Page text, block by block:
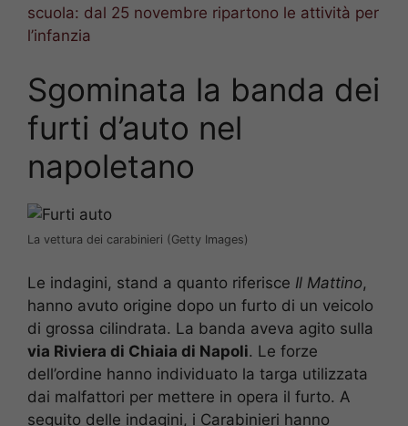
scuola: dal 25 novembre ripartono le attività per
l’infanzia
Sgominata la banda dei
furti d’auto nel
napoletano
La vettura dei carabinieri (Getty Images)
Le indagini, stand a quanto riferisce Il Mattino,
hanno avuto origine dopo un furto di un veicolo
di grossa cilindrata. La banda aveva agito sulla
via Riviera di Chiaia di Napoli. Le forze
dell’ordine hanno individuato la targa utilizzata
dai malfattori per mettere in opera il furto. A
seguito delle indagini, i Carabinieri hanno